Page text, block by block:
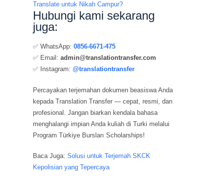
Translate untuk Nikah Campur?
Hubungi kami sekarang
juga:
✅ WhatsApp:0856-6671-475
✅ Email:admin@translationtransfer.com
✅ Instagram:@translationtransfer
Percayakan terjemahan dokumen beasiswa Anda
kepada Translation Transfer — cepat, resmi, dan
profesional. Jangan biarkan kendala bahasa
menghalangi impian Anda kuliah di Turki melalui
Program Türkiye Bursları Scholarships!
Baca Juga:Solusi untuk Terjemah SKCK
Kepolisian yang Tepercaya